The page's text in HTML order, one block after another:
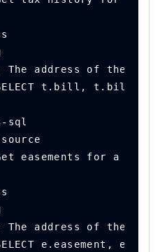
The address of the
t.bill,
sql
easements for a
The address of the
e.easement,